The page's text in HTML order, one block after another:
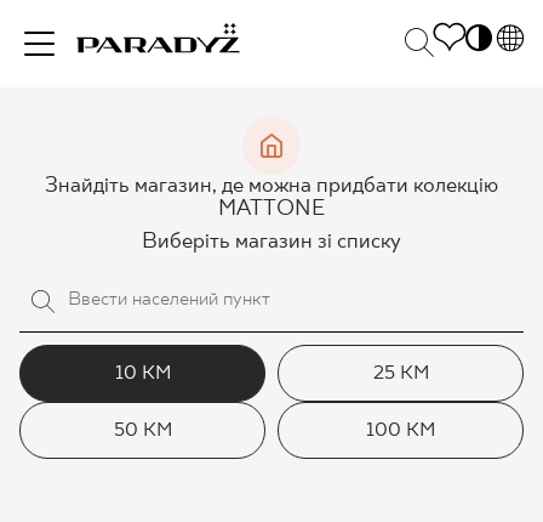
DE
НАТХНЕННЯ
ПРОДУКЦІЯ
КОЛЕКЦІЯ
ДЛЯ БІЗНЕСУ
Знайдіть магазин, де можна придбати колекцію
MATTONE
Виберіть магазин зі списку
10 КМ 25 КМ
50 КМ 100 КМ